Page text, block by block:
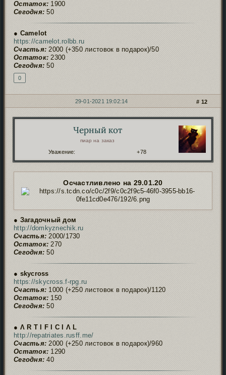
Остаток: 1900
Сегодня: 50
● Camelot
https://camelot.rolbb.ru
Счастья: 2000 (+350 листовок в подарок)/50
Остаток: 2300
Сегодня: 50
0
12
29-01-2021 19:02:14
Черный кот
пиар на заказ
Уважение: +78
Осчастливлено на 29.01.20
● Загадочный дом
http://domkyznechik.ru
Счастья: 2000/1730
Остаток: 270
Сегодня: 50
● skycross
https://skycross.f-rpg.ru
Счастья: 1000 (+250 листовок в подарок)/1120
Остаток: 150
Сегодня: 50
● Ʌ R T I F I C I Ʌ L
http://repatriates.rusff.me/
Счастья: 2000 (+250 листовок в подарок)/960
Остаток: 1290
Сегодня: 40